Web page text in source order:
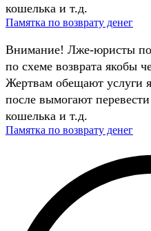
кошелька и т.д.
Памятка по возврату денег
Внимание! Лже-юристы
по схеме возврата якобы
Жертвам обещают
после вымогают
кошелька и т.д.
Памятка по возврату денег